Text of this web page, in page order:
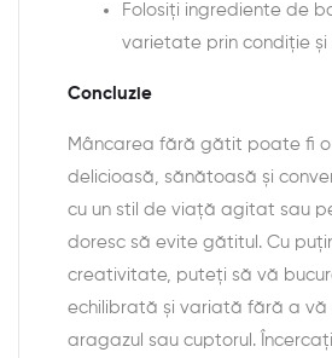
Folosiți ingrediente de
varietate prin condiție și
Concluzie
Mâncarea fără gătit poate fi
delicioasă, sănătoasă și
cu un stil de viață agitat sau
doresc să evite gătitul. Cu
creativitate, puteți să vă
echilibrată și variată fără a vă
aragazul sau cuptorul.